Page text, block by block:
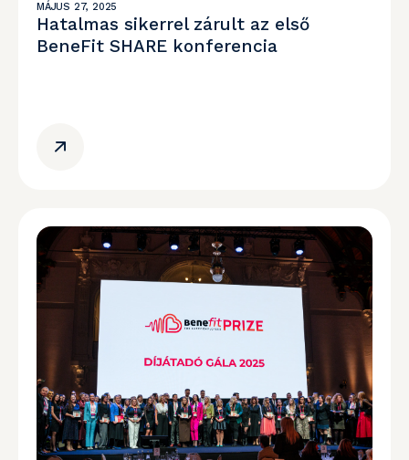
MÁJUS 27, 2025
Hatalmas sikerrel zárult az első
BeneFit SHARE konferencia